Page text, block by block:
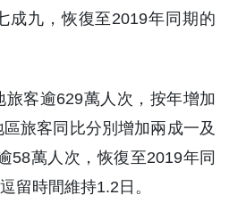
成九，恢復至2019年同期的
客逾629萬人次，按年增加
旅客同比分別增加兩成一及
58萬人次，恢復至2019年同
留時間維持1.2日。